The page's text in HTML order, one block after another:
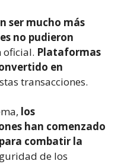
ser mucho más
no pudieron
oficial. Plataformas
en
transacciones.
los
han comenzado
combatir la
de los